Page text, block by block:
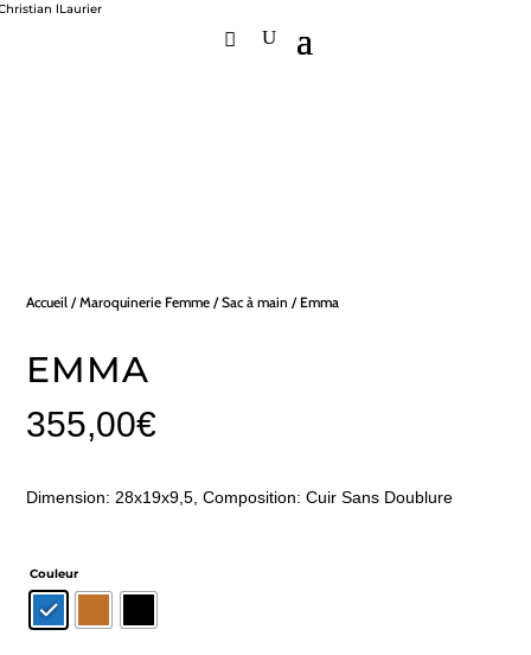
Accueil /Maroquinerie Femme /Sac à main / Emma
EMMA
355,00€
Dimension: 28x19x9,5, Composition: Cuir Sans Doublure
Couleur